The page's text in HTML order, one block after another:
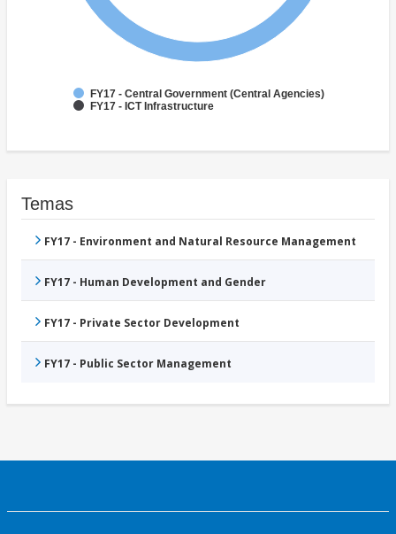
FY17 - Central Government (Central Agencies)
FY17 - ICT Infrastructure
Temas
FY17 - Environment and Natural Resource Management
FY17 - Human Development and Gender
FY17 - Private Sector Development
FY17 - Public Sector Management